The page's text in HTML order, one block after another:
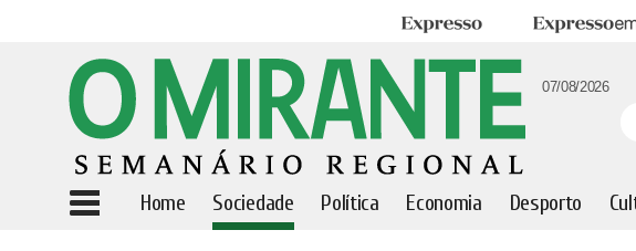
Expresso Expresso
07/08/2026
Home Sociedade Política Economia Desporto